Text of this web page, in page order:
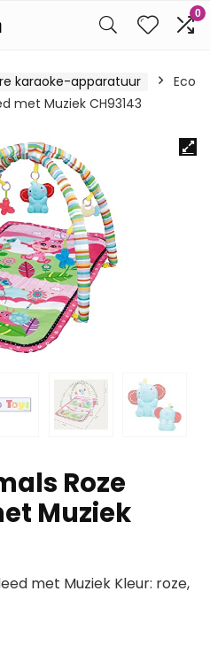
0
karaoke-apparatuur
Eco
met Muziek CH93143
Roze
Muziek
met Muziek Kleur: roze,